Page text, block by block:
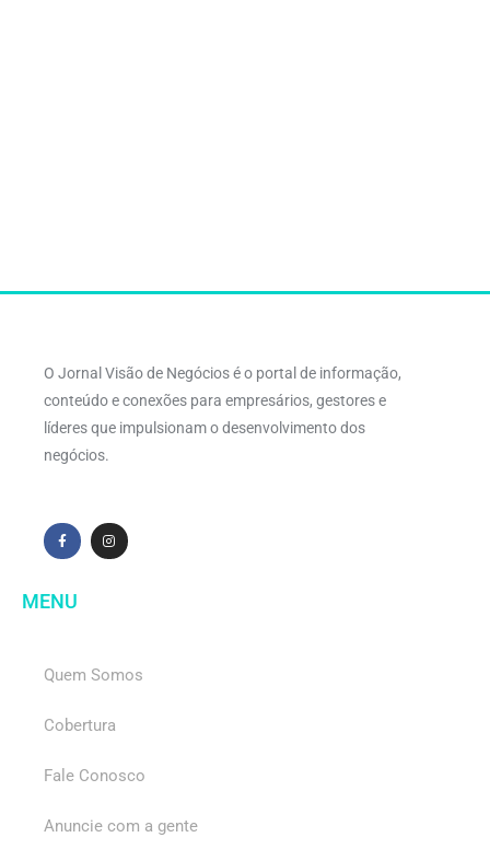
O Jornal Visão de Negócios é o portal de informação,
conteúdo e conexões para empresários, gestores e
líderes que impulsionam o desenvolvimento dos
negócios.
MENU
Quem Somos
Cobertura
Fale Conosco
Anuncie com a gente